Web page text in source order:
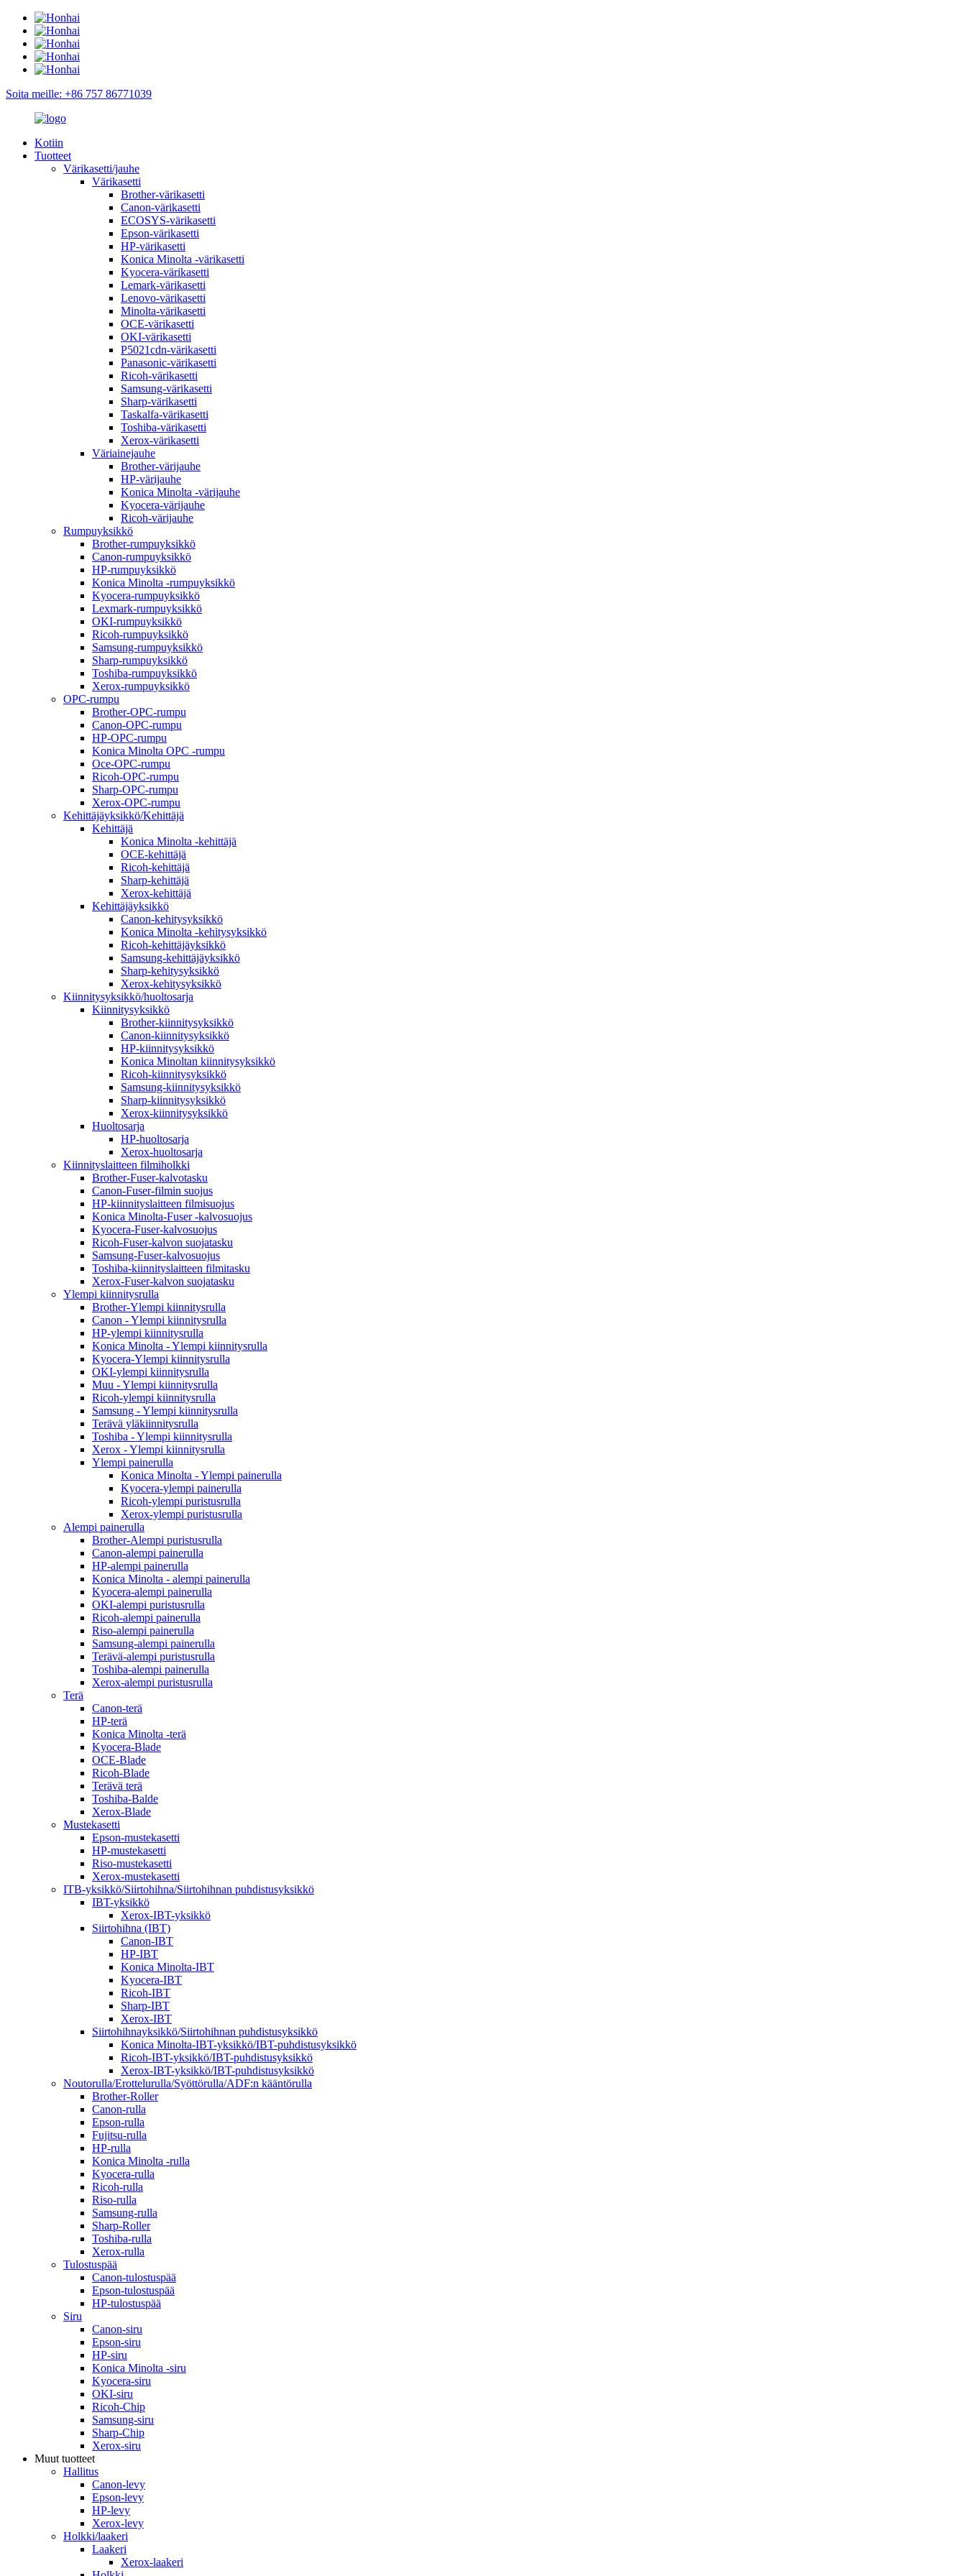
Soita meille: +86 757 86771039
Kotiin
Tuotteet
Värikasetti/jauhe
Värikasetti
Brother-värikasetti
Canon-värikasetti
ECOSYS-värikasetti
Epson-värikasetti
HP-värikasetti
Konica Minolta -värikasetti
Kyocera-värikasetti
Lemark-värikasetti
Lenovo-värikasetti
Minolta-värikasetti
OCE-värikasetti
OKI-värikasetti
P5021cdn-värikasetti
Panasonic-värikasetti
Ricoh-värikasetti
Samsung-värikasetti
Sharp-värikasetti
Taskalfa-värikasetti
Toshiba-värikasetti
Xerox-värikasetti
Väriainejauhe
Brother-värijauhe
HP-värijauhe
Konica Minolta -värijauhe
Kyocera-värijauhe
Ricoh-värijauhe
Rumpuyksikkö
Brother-rumpuyksikkö
Canon-rumpuyksikkö
HP-rumpuyksikkö
Konica Minolta -rumpuyksikkö
Kyocera-rumpuyksikkö
Lexmark-rumpuyksikkö
OKI-rumpuyksikkö
Ricoh-rumpuyksikkö
Samsung-rumpuyksikkö
Sharp-rumpuyksikkö
Toshiba-rumpuyksikkö
Xerox-rumpuyksikkö
OPC-rumpu
Brother-OPC-rumpu
Canon-OPC-rumpu
HP-OPC-rumpu
Konica Minolta OPC -rumpu
Oce-OPC-rumpu
Ricoh-OPC-rumpu
Sharp-OPC-rumpu
Xerox-OPC-rumpu
Kehittäjäyksikkö/Kehittäjä
Kehittäjä
Konica Minolta -kehittäjä
OCE-kehittäjä
Ricoh-kehittäjä
Sharp-kehittäjä
Xerox-kehittäjä
Kehittäjäyksikkö
Canon-kehitysyksikkö
Konica Minolta -kehitysyksikkö
Ricoh-kehittäjäyksikkö
Samsung-kehittäjäyksikkö
Sharp-kehitysyksikkö
Xerox-kehitysyksikkö
Kiinnitysyksikkö/huoltosarja
Kiinnitysyksikkö
Brother-kiinnitysyksikkö
Canon-kiinnitysyksikkö
HP-kiinnitysyksikkö
Konica Minoltan kiinnitysyksikkö
Ricoh-kiinnitysyksikkö
Samsung-kiinnitysyksikkö
Sharp-kiinnitysyksikkö
Xerox-kiinnitysyksikkö
Huoltosarja
HP-huoltosarja
Xerox-huoltosarja
Kiinnityslaitteen filmiholkki
Brother-Fuser-kalvotasku
Canon-Fuser-filmin suojus
HP-kiinnityslaitteen filmisuojus
Konica Minolta-Fuser -kalvosuojus
Kyocera-Fuser-kalvosuojus
Ricoh-Fuser-kalvon suojatasku
Samsung-Fuser-kalvosuojus
Toshiba-kiinnityslaitteen filmitasku
Xerox-Fuser-kalvon suojatasku
Ylempi kiinnitysrulla
Brother-Ylempi kiinnitysrulla
Canon - Ylempi kiinnitysrulla
HP-ylempi kiinnitysrulla
Konica Minolta - Ylempi kiinnitysrulla
Kyocera-Ylempi kiinnitysrulla
OKI-ylempi kiinnitysrulla
Muu - Ylempi kiinnitysrulla
Ricoh-ylempi kiinnitysrulla
Samsung - Ylempi kiinnitysrulla
Terävä yläkiinnitysrulla
Toshiba - Ylempi kiinnitysrulla
Xerox - Ylempi kiinnitysrulla
Ylempi painerulla
Konica Minolta - Ylempi painerulla
Kyocera-ylempi painerulla
Ricoh-ylempi puristusrulla
Xerox-ylempi puristusrulla
Alempi painerulla
Brother-Alempi puristusrulla
Canon-alempi painerulla
HP-alempi painerulla
Konica Minolta - alempi painerulla
Kyocera-alempi painerulla
OKI-alempi puristusrulla
Ricoh-alempi painerulla
Riso-alempi painerulla
Samsung-alempi painerulla
Terävä-alempi puristusrulla
Toshiba-alempi painerulla
Xerox-alempi puristusrulla
Terä
Canon-terä
HP-terä
Konica Minolta -terä
Kyocera-Blade
OCE-Blade
Ricoh-Blade
Terävä terä
Toshiba-Balde
Xerox-Blade
Mustekasetti
Epson-mustekasetti
HP-mustekasetti
Riso-mustekasetti
Xerox-mustekasetti
ITB-yksikkö/Siirtohihna/Siirtohihnan puhdistusyksikkö
IBT-yksikkö
Xerox-IBT-yksikkö
Siirtohihna (IBT)
Canon-IBT
HP-IBT
Konica Minolta-IBT
Kyocera-IBT
Ricoh-IBT
Sharp-IBT
Xerox-IBT
Siirtohihnayksikkö/Siirtohihnan puhdistusyksikkö
Konica Minolta-IBT-yksikkö/IBT-puhdistusyksikkö
Ricoh-IBT-yksikkö/IBT-puhdistusyksikkö
Xerox-IBT-yksikkö/IBT-puhdistusyksikkö
Noutorulla/Erottelurulla/Syöttörulla/ADF:n kääntörulla
Brother-Roller
Canon-rulla
Epson-rulla
Fujitsu-rulla
HP-rulla
Konica Minolta -rulla
Kyocera-rulla
Ricoh-rulla
Riso-rulla
Samsung-rulla
Sharp-Roller
Toshiba-rulla
Xerox-rulla
Tulostuspää
Canon-tulostuspää
Epson-tulostuspää
HP-tulostuspää
Siru
Canon-siru
Epson-siru
HP-siru
Konica Minolta -siru
Kyocera-siru
OKI-siru
Ricoh-Chip
Samsung-siru
Sharp-Chip
Xerox-siru
Muut tuotteet
Hallitus
Canon-levy
Epson-levy
HP-levy
Xerox-levy
Holkki/laakeri
Laakeri
Xerox-laakeri